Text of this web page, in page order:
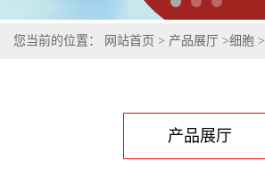
您当前的位置： 网站首页 > 产品展厅 >细胞 >
产品展厅